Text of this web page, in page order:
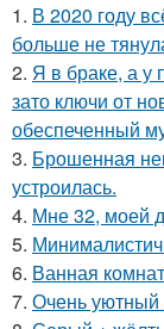
1. В 2020 году
больше не
2. Я в браке, а у
зато ключи от
обеспеченный
3. Брошенная
устроилась.
4. Мне 32, моей
5.
6. Ванная
7. Очень уютный